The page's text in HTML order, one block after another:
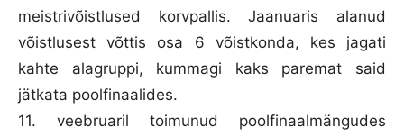
meistrivõistlused korvpallis. Jaanuaris alanud
võistlusest võttis osa 6 võistkonda, kes jagati
kahte alagruppi, kummagi kaks paremat said
jätkata poolfinaalides.
11. veebruaril toimunud poolfinaalmängudes